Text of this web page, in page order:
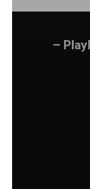
–